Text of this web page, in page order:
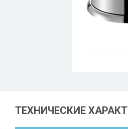
ТЕХНИЧЕСКИЕ